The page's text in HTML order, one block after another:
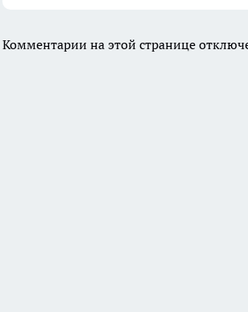
Комментарии на этой странице